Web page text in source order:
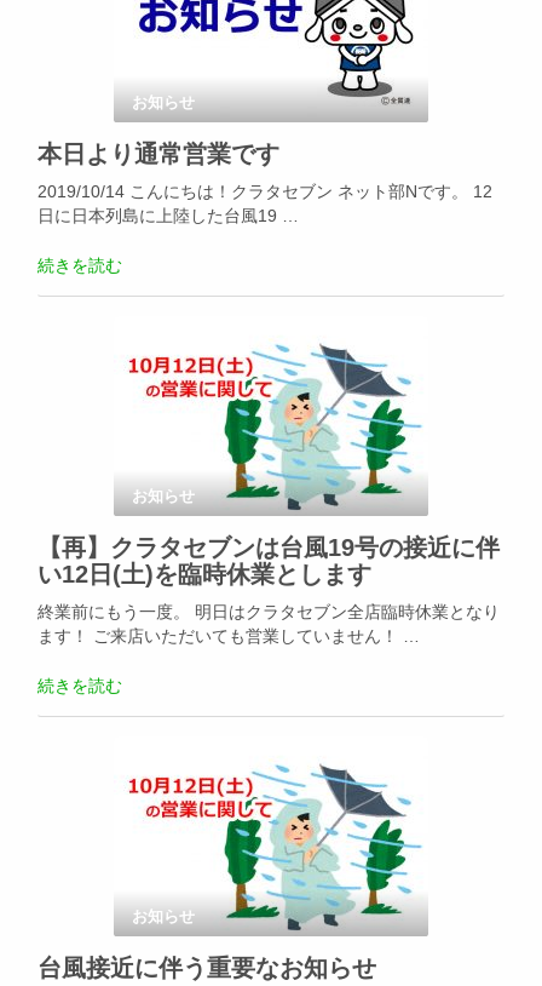
お知らせ
本日より通常営業です
2019/10/14 こんにちは！クラタセブン ネット部Nです。 12
日に日本列島に上陸した台風19 …
続きを読む
お知らせ
【再】クラタセブンは台風19号の接近に伴
い12日(土)を臨時休業とします
終業前にもう一度。 明日はクラタセブン全店臨時休業となり
ます！ ご来店いただいても営業していません！ …
続きを読む
お知らせ
台風接近に伴う重要なお知らせ